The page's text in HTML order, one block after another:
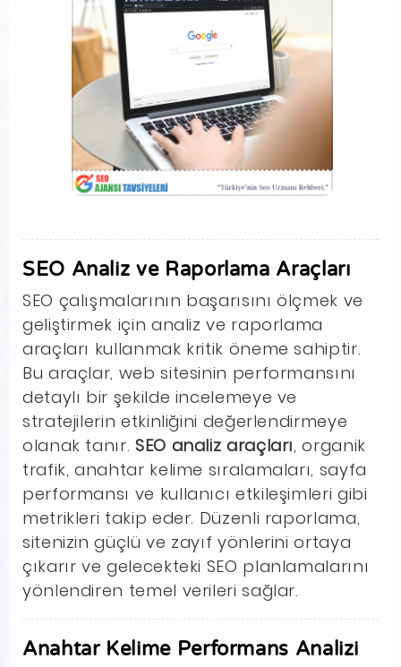
SEO Analiz ve Raporlama Araçları
SEO çalışmalarının başarısını ölçmek ve
geliştirmek için analiz ve raporlama
araçları kullanmak kritik öneme sahiptir.
Bu araçlar, web sitesinin performansını
detaylı bir şekilde incelemeye ve
stratejilerin etkinliğini değerlendirmeye
olanak tanır. SEO analiz araçları, organik
trafik, anahtar kelime sıralamaları, sayfa
performansı ve kullanıcı etkileşimleri gibi
metrikleri takip eder. Düzenli raporlama,
sitenizin güçlü ve zayıf yönlerini ortaya
çıkarır ve gelecekteki SEO planlamalarını
yönlendiren temel verileri sağlar.
Anahtar Kelime Performans Analizi